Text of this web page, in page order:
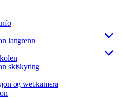
langrenn
skiskyting
og webkamera